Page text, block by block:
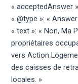
« acceptedAnswer
« @type »: « Answer
« text »: « Non, Ma
propriétaires
vers Action
des caisses de
locales. »